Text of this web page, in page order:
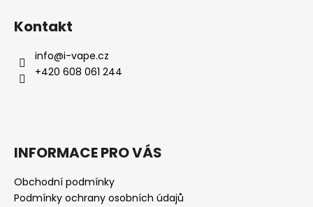
Kontakt
info@i-vape.cz
+420 608 061 244
INFORMACE PRO VÁS
Obchodní podmínky
Podmínky ochrany osobních údajů